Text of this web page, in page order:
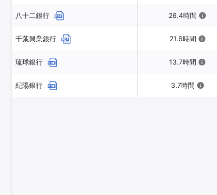
八十二銀行 26.4時間
千葉興業銀行 21.6時間
琉球銀行 13.7時間
紀陽銀行 3.7時間